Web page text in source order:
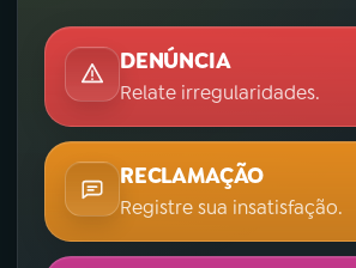
DENÚNCIA
Relate irregularidades.
RECLAMAÇÃO
Registre sua insatisfação.